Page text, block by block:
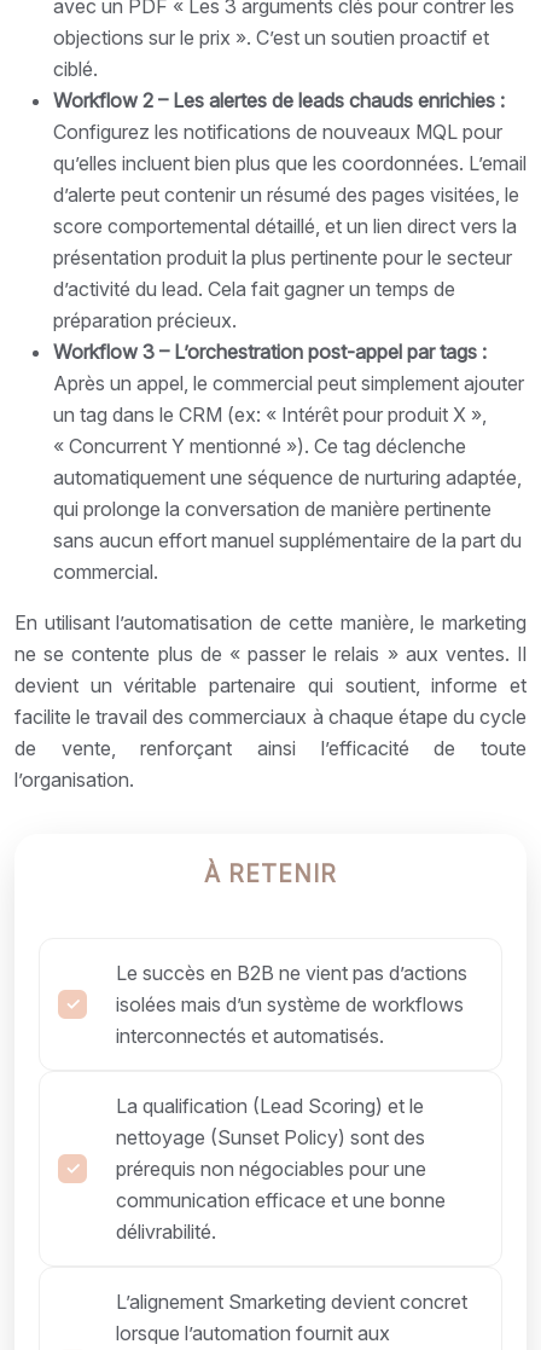
avec un PDF « Les 3 arguments clés pour contrer les
objections sur le prix ». C’est un soutien proactif et
ciblé.
Workflow 2 – Les alertes de leads chauds enrichies :
Configurez les notifications de nouveaux MQL pour
qu’elles incluent bien plus que les coordonnées. L’email
d’alerte peut contenir un résumé des pages visitées, le
score comportemental détaillé, et un lien direct vers la
présentation produit la plus pertinente pour le secteur
d’activité du lead. Cela fait gagner un temps de
préparation précieux.
Workflow 3 – L’orchestration post-appel par tags :
Après un appel, le commercial peut simplement ajouter
un tag dans le CRM (ex: « Intérêt pour produit X »,
« Concurrent Y mentionné »). Ce tag déclenche
automatiquement une séquence de nurturing adaptée,
qui prolonge la conversation de manière pertinente
sans aucun effort manuel supplémentaire de la part du
commercial.
En utilisant l’automatisation de cette manière, le marketing
ne se contente plus de « passer le relais » aux ventes. Il
devient un véritable partenaire qui soutient, informe et
facilite le travail des commerciaux à chaque étape du cycle
de vente, renforçant ainsi l’efficacité de toute
l’organisation.
À RETENIR
Le succès en B2B ne vient pas d’actions
isolées mais d’un système de workflows
interconnectés et automatisés.
La qualification (Lead Scoring) et le
nettoyage (Sunset Policy) sont des
prérequis non négociables pour une
communication efficace et une bonne
délivrabilité.
L’alignement Smarketing devient concret
lorsque l’automation fournit aux